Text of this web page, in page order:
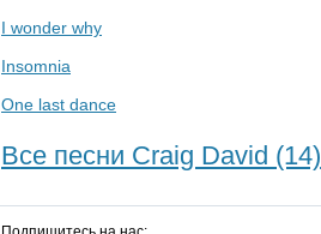
I wonder why
Insomnia
One last dance
Все песни Craig David (14)